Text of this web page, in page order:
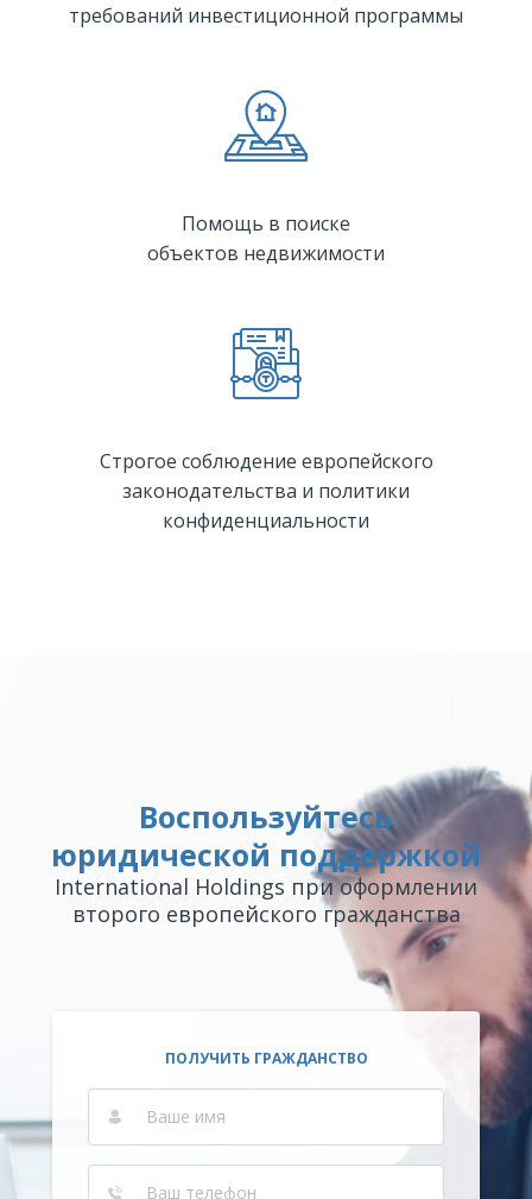
требований инвестиционной программы
Помощь в поиске
объектов недвижимости
Строгое соблюдение европейского
законодательства и политики
конфиденциальности
Воспользуйтесь
юридической поддержкой
International Holdings при оформлении
второго европейского гражданства
ПОЛУЧИТЬ ГРАЖДАНСТВО